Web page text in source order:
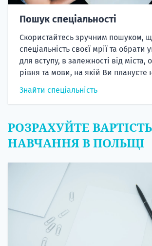
Пошук спеціальності
Скористайтесь зручним пошуком,
спеціальність своєї мрії та обрати
для вступу, в залежності від міста,
рівня та мови, на якій Ви плануєте
Знайти спеціальність
РОЗРАХУЙТЕ ВАРТІСТЬ
НАВЧАННЯ В ПОЛЬЩІ